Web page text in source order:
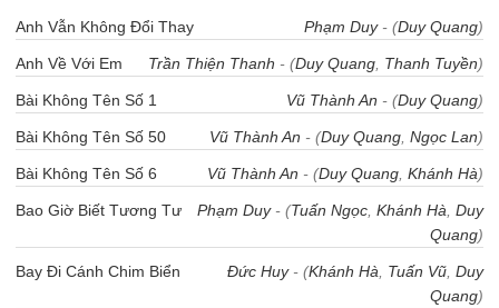
Anh Vẫn Không Đổi Thay Phạm Duy- (Duy Quang)
Anh Về Với Em Trần Thiện Thanh - (Duy Quang Thanh Tuyền)
Bài Không Tên Số 1 Vũ Thành An - (Duy Quang)
Bài Không Tên Số 50 Vũ Thành An - (Duy Quang Ngọc Lan)
Bài Không Tên Số 6 Vũ Thành An - (Duy Quang Khánh Hà)
Bao Giờ Biết Tương Tư Phạm Duy- (Tuấn Ngọc Khánh Hà Duy
Quang)
Bay Đi Cánh Chim Biển Đức Huy- (Khánh Hà Tuấn Vũ Duy
Quang)